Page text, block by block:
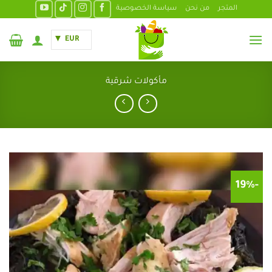
المتجر من نحن سياسة الخصوصية
EUR
مأكولات شرقية
-19%